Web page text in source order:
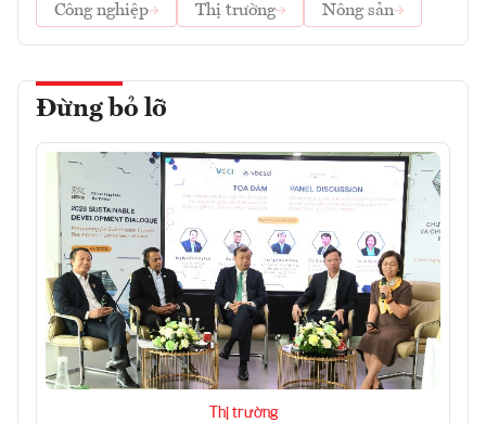
Công nghiệp
Thị trường Nông sản
Đừng bỏ lỡ
Thị trường